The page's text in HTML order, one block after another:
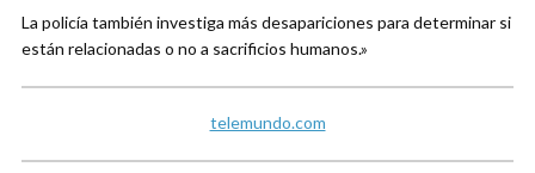
La policía también investiga más desapariciones para determinar si
están relacionadas o no a sacrificios humanos.»
telemundo.com